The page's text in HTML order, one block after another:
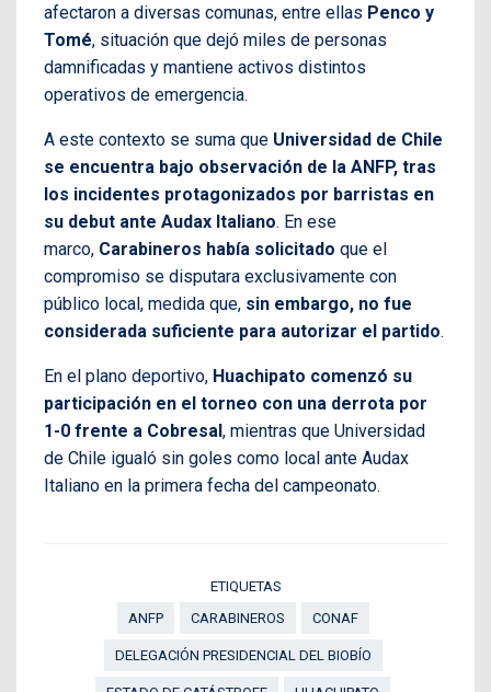
afectaron a diversas comunas, entre ellas Penco y
Tomé, situación que dejó miles de personas
damnificadas y mantiene activos distintos
operativos de emergencia.
A este contexto se suma que Universidad de Chile
se encuentra bajo observación de la ANFP, tras
los incidentes protagonizados por barristas en
su debut ante Audax Italiano. En ese
marco, Carabineros había solicitado que el
compromiso se disputara exclusivamente con
público local, medida que, sin embargo, no fue
considerada suficiente para autorizar el partido.
En el plano deportivo, Huachipato comenzó su
participación en el torneo con una derrota por
1-0 frente a Cobresal, mientras que Universidad
de Chile igualó sin goles como local ante Audax
Italiano en la primera fecha del campeonato.
ETIQUETAS
ANFP
CARABINEROS CONAF
DELEGACIÓN PRESIDENCIAL DEL BIOBÍO